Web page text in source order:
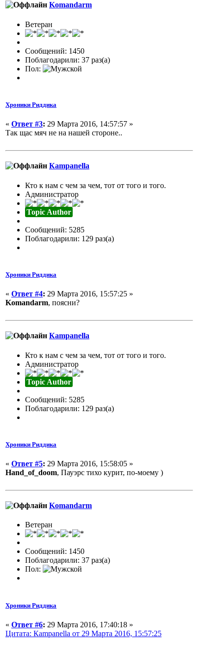
Komandarm
Ветеран
Сообщений: 1450
Поблагодарили: 37 раз(а)
Пол:
Хроники Риддика
« Ответ #3: 29 Марта 2016, 14:57:57 »
Так щас мяч не на нашей стороне..
Кampanella
Кто к нам с чем за чем, тот от того и того.
Администратор
Topic Author
Сообщений: 5285
Поблагодарили: 129 раз(а)
Хроники Риддика
« Ответ #4: 29 Марта 2016, 15:57:25 »
Komandarm, поясни?
Кampanella
Кто к нам с чем за чем, тот от того и того.
Администратор
Topic Author
Сообщений: 5285
Поблагодарили: 129 раз(а)
Хроники Риддика
« Ответ #5: 29 Марта 2016, 15:58:05 »
Hand_of_doom, Пауэрс тихо курит, по-моему )
Komandarm
Ветеран
Сообщений: 1450
Поблагодарили: 37 раз(а)
Пол:
Хроники Риддика
« Ответ #6: 29 Марта 2016, 17:40:18 »
Цитата: Кampanella от 29 Марта 2016, 15:57:25